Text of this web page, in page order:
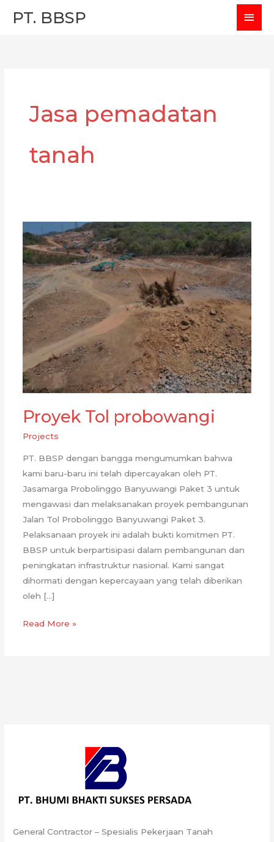
PT. BBSP
Jasa pemadatan
tanah
Proyek Tol probowangi
Projects
PT. BBSP dengan bangga mengumumkan bahwa
kami baru-baru ini telah dipercayakan oleh PT.
Jasamarga Probolinggo Banyuwangi Paket 3 untuk
mengawasi dan melaksanakan proyek pembangunan
Jalan Tol Probolinggo Banyuwangi Paket 3.
Pelaksanaan proyek ini adalah bukti komitmen PT.
BBSP untuk berpartisipasi dalam pembangunan dan
peningkatan infrastruktur nasional. Kami sangat
dihormati dengan kepercayaan yang telah diberikan
oleh […]
Proyek
Read More »
General Contractor – Spesialis Pekerjaan Tanah